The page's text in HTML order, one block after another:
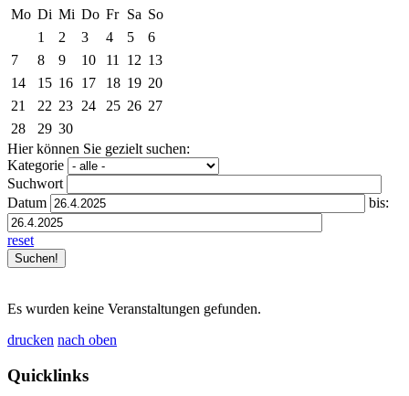
Mo Di Mi Do Fr Sa So
1
2 3 4 5
6
7
8 9 10 11 12 13
14
15 16 17 18 19 20
21
22 23 24 25 26 27
28
29 30
Hier können Sie gezielt suchen:
Kategorie
Suchwort
Datum
bis:
reset
Es wurden keine Veranstaltungen gefunden.
drucken nach oben
Quicklinks